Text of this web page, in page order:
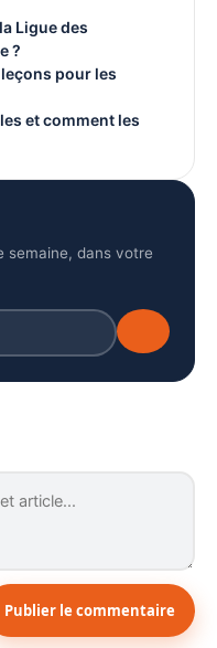
Ligue des
?
leçons pour les
et comment les
semaine, dans votre
Publier le commentaire